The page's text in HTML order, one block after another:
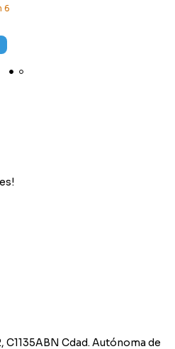
6
C1135ABN Cdad. Autónoma de